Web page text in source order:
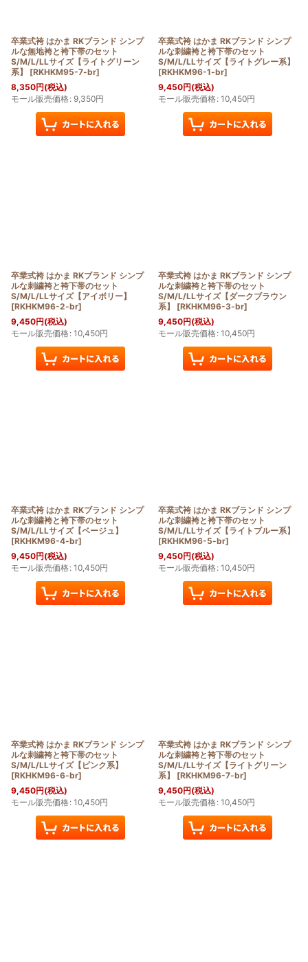
卒業式袴 はかま RKブランド シンプ
ルな無地袴と袴下帯のセット
S/M/L/LLサイズ【ライトグリーン
系】
[RKHKM95-7-br]
8,350円(税込)
モール販売価格: 9,350円
卒業式袴 はかま RKブランド シンプ
ルな刺繍袴と袴下帯のセット
S/M/L/LLサイズ【ライトグレー系】
[RKHKM96-1-br]
9,450円(税込)
モール販売価格: 10,450円
卒業式袴 はかま RKブランド シンプ
ルな刺繍袴と袴下帯のセット
S/M/L/LLサイズ【アイボリー】
[RKHKM96-2-br]
9,450円(税込)
モール販売価格: 10,450円
卒業式袴 はかま RKブランド シンプ
ルな刺繍袴と袴下帯のセット
S/M/L/LLサイズ【ダークブラウン
系】
[RKHKM96-3-br]
9,450円(税込)
モール販売価格: 10,450円
卒業式袴 はかま RKブランド シンプ
ルな刺繍袴と袴下帯のセット
S/M/L/LLサイズ【ベージュ】
[RKHKM96-4-br]
9,450円(税込)
モール販売価格: 10,450円
卒業式袴 はかま RKブランド シンプ
ルな刺繍袴と袴下帯のセット
S/M/L/LLサイズ【ライトブルー系】
[RKHKM96-5-br]
9,450円(税込)
モール販売価格: 10,450円
卒業式袴 はかま RKブランド シンプ
ルな刺繍袴と袴下帯のセット
S/M/L/LLサイズ【ピンク系】
[RKHKM96-6-br]
9,450円(税込)
モール販売価格: 10,450円
卒業式袴 はかま RKブランド シンプ
ルな刺繍袴と袴下帯のセット
S/M/L/LLサイズ【ライトグリーン
系】
[RKHKM96-7-br]
9,450円(税込)
モール販売価格: 10,450円